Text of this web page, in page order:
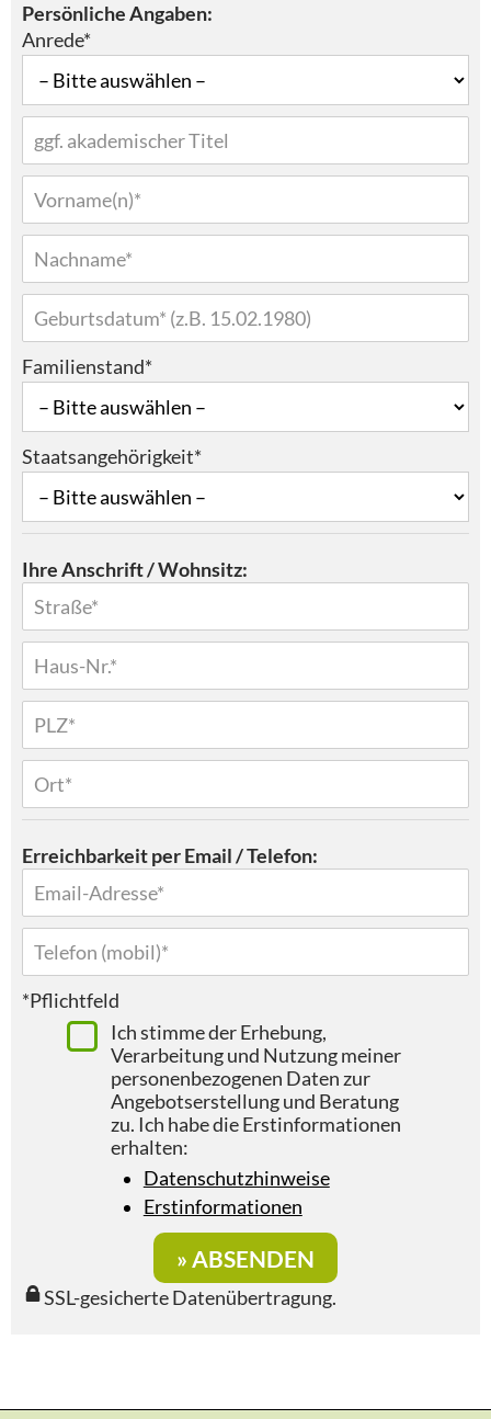
Persönliche Angaben:
Anrede*
Familienstand*
Staatsangehörigkeit*
Ihre Anschrift / Wohnsitz:
Erreichbarkeit per Email / Telefon:
*Pflichtfeld
Ich stimme der Erhebung,
Verarbeitung und Nutzung meiner
personenbezogenen Daten zur
Angebotserstellung und Beratung
zu. Ich habe die Erstinformationen
erhalten:
Datenschutzhinweise
Erstinformationen
SSL-gesicherte Datenübertragung.